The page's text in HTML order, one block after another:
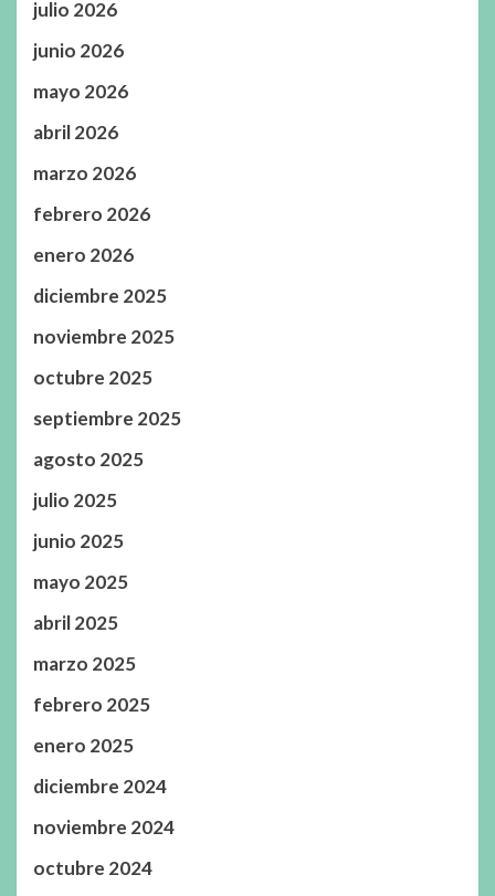
julio 2026
junio 2026
mayo 2026
abril 2026
marzo 2026
febrero 2026
enero 2026
diciembre 2025
noviembre 2025
octubre 2025
septiembre 2025
agosto 2025
julio 2025
junio 2025
mayo 2025
abril 2025
marzo 2025
febrero 2025
enero 2025
diciembre 2024
noviembre 2024
octubre 2024